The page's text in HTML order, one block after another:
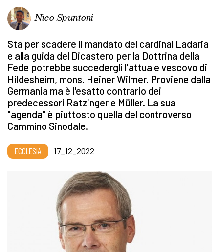
Nico Spuntoni
Sta per scadere il mandato del cardinal Ladaria
e alla guida del Dicastero per la Dottrina della
Fede potrebbe succedergli l'attuale vescovo di
Hildesheim, mons. Heiner Wilmer. Proviene dalla
Germania ma è l'esatto contrario dei
predecessori Ratzinger e Müller. La sua
"agenda" è piuttosto quella del controverso
Cammino Sinodale.
ECCLESIA 17_12_2022